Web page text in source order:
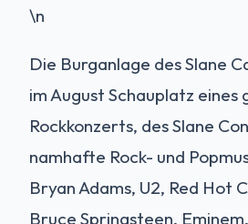
\n
Die Burganlage des Slane
im August Schauplatz eines
Rockkonzerts, des Slane
namhafte Rock- und
Bryan Adams, U2, Red Hot
Bruce Springsteen,